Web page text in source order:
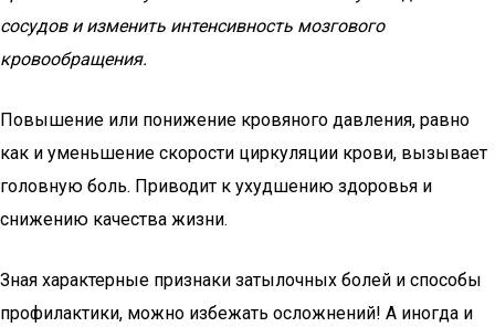
сосудов и изменить интенсивность мозгового
кровообращения.
Повышение или понижение кровяного давления, равно
как и уменьшение скорости циркуляции крови, вызывает
головную боль. Приводит к ухудшению здоровья и
снижению качества жизни.
Зная характерные признаки затылочных болей и способы
профилактики, можно избежать осложнений! А иногда и